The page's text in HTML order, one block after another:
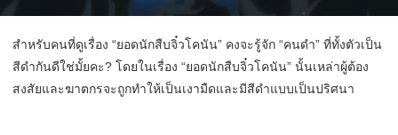
สำหรับคนที่ดูเรื่อง “ยอดนักสืบจิ๋วโคนัน” คงจะรู้จัก “คนดำ” ที่ทั้งตัวเป็น
สีดำกันดีใช่มั้ยคะ? โดยในเรื่อง “ยอดนักสืบจิ๋วโคนัน” นั้นเหล่าผู้ต้อง
สงสัยและฆาตกรจะถูกทำให้เป็นเงามืดและมีสีดำแบบเป็นปริศนา